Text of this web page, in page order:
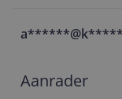
uitgebreide
Daarin is
doos en de
Aanrader